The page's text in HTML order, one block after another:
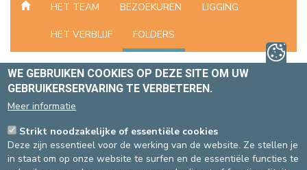
HET TEAM BEZOEKUREN LIGGING
HET VERBLIJF FOLDERS
ER WAS EENS OP DE
NEONATOLOGIE...
(SITE ST-MICHIEL)
WE GEBRUIKEN COOKIES OP DEZE SITE OM UW
GEBRUIKERSERVARING TE VERBETEREN.
Meer informatie
Strikt noodzakelijke of essentiële cookies
Deze zijn essentieel voor de werking van de website. Ze stellen je
in staat om op onze website te surfen en de essentiële functies te